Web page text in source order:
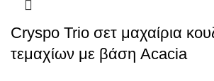
Cryspo Trio σετ μαχαίρια
τεμαχίων με βάση Acacia